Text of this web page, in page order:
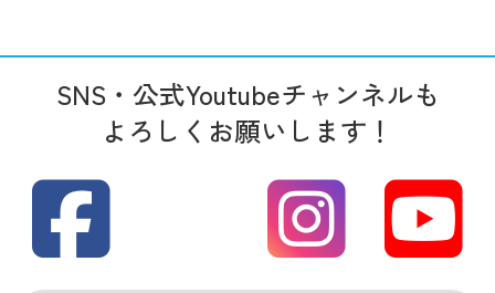
SNS・公式Youtubeチャンネルも
よろしくお願いします！